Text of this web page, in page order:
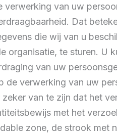
verwerking van uw
Dat
die wij van u
organisatie, te sturen. U
van uw
de verwerking van uw
van te zijn dat het
met het
zone, de strook met